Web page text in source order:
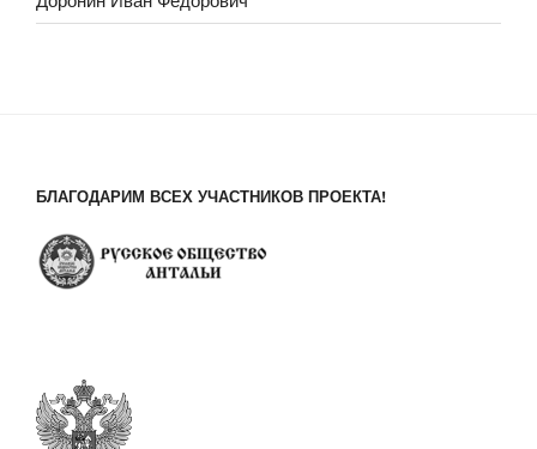
БЛАГОДАРИМ ВСЕХ УЧАСТНИКОВ ПРОЕКТА!